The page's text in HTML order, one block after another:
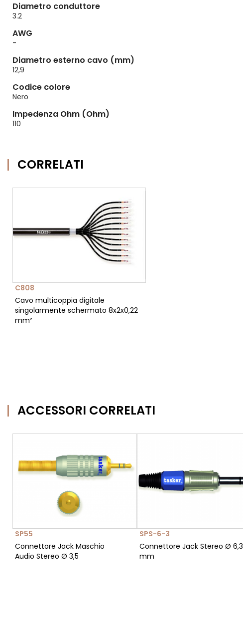
Diametro conduttore
3.2
AWG
-
Diametro esterno cavo (mm)
12,9
Codice colore
Nero
Impedenza Ohm (Ohm)
110
CORRELATI
C808
Cavo multicoppia digitale
singolarmente schermato 8x2x0,22
mm²
ACCESSORI CORRELATI
SP55
Connettore Jack Maschio
Audio Stereo Ø 3,5
SPS-6-3
Connettore Jack Stereo Ø 6,3
mm